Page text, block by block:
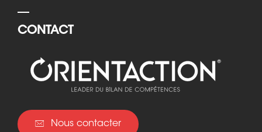
CONTACT
Nous contacter